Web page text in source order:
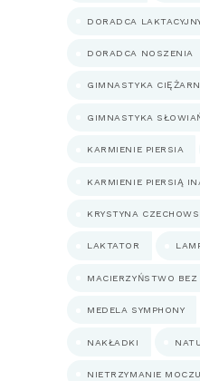
DORADCA
DORADCA NOSZENIA
GIMNASTYKA
GIMNASTYKA
KARMIENIE PIERSIA
KARMIENIE PIERSIĄ
KRYSTYNA
LAKTATOR
MACIERZYŃSTWO BEZ
MEDELA SYMPHONY
NAKŁADKI
NIETRZYMANIE MOCZU